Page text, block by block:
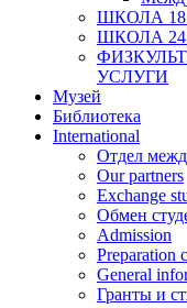
ШКОЛА
ШКОЛА
УСЛУГИ
Музей
Библиотека
International
Отдел
Our partners
Exchange
Обмен
Admission
Preparation
General
Гранты и